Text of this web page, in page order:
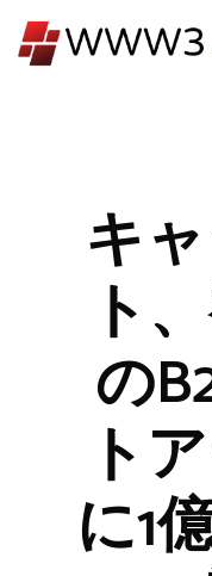
ン
キ
ト
の
ト
に1